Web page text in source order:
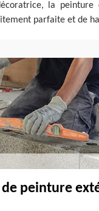
la peinture
parfaite et de
de peinture